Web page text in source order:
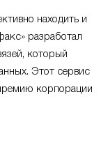
находить и
разработал
который
Этот сервис
корпорации